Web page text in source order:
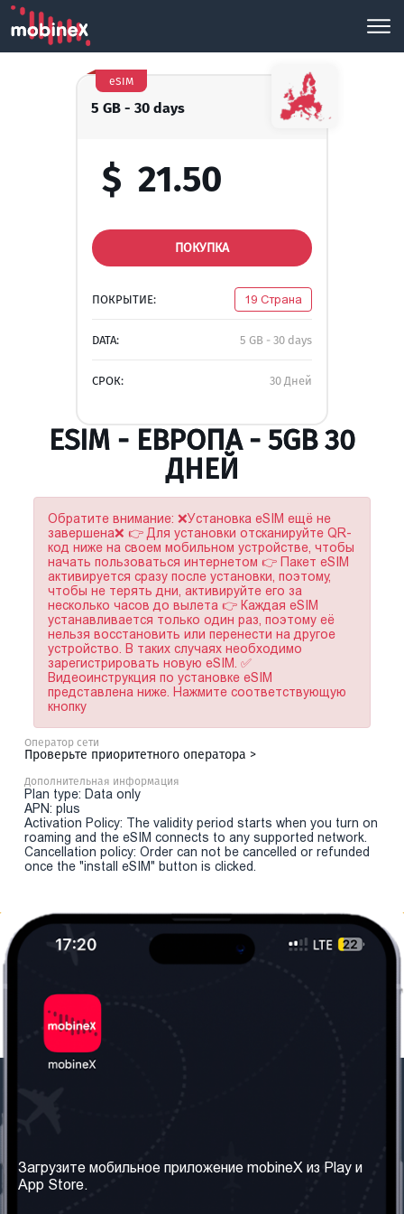
5 GB - 30 days
eSIM
$ 21.50
ПОКУПКА
ПОКРЫТИЕ: 19 Страна
DATA: 5 GB - 30 days
СРОК: 30 Дней
ESIM - ЕВРОПА - 5GB 30
ДНЕЙ
Обратите внимание: ❌Установка eSIM ещё не
завершена❌ 👉 Для установки отсканируйте QR-
код ниже на своем мобильном устройстве, чтобы
начать пользоваться интернетом 👉 Пакет eSIM
активируется сразу после установки, поэтому,
чтобы не терять дни, активируйте его за
несколько часов до вылета 👉 Каждая eSIM
устанавливается только один раз, поэтому её
нельзя восстановить или перенести на другое
устройство. В таких случаях необходимо
зарегистрировать новую eSIM. ✅
Видеоинструкция по установке eSIM
представлена ниже. Нажмите соответствующую
кнопку
Оператор сети
Проверьте приоритетного оператора >
Дополнительная информация
Plan type: Data only
APN: plus
Activation Policy: The validity period starts when you turn on
roaming and the eSIM connects to any supported network.
Cancellation policy: Order can not be cancelled or refunded
once the "install eSIM" button is clicked.
Наши сервисы
Правила и Условия
Загрузите мобильное приложение mobineX из Play и
App Store.